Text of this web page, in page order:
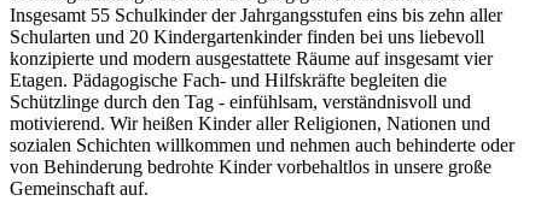
Insgesamt 55 Schulkinder der Jahrgangsstufen eins bis zehn aller
Schularten und 20 Kindergartenkinder finden bei uns liebevoll
konzipierte und modern ausgestattete Räume auf insgesamt vier
Etagen. Pädagogische Fach- und Hilfskräfte begleiten die
Schützlinge durch den Tag - einfühlsam, verständnisvoll und
motivierend. Wir heißen Kinder aller Religionen, Nationen und
sozialen Schichten willkommen und nehmen auch behinderte oder
von Behinderung bedrohte Kinder vorbehaltlos in unsere große
Gemeinschaft auf.